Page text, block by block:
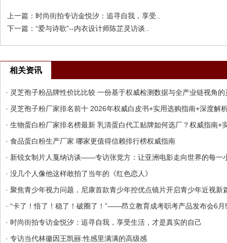
上一篇： 时尚街拍专访金悦汐：追寻自我，享受..
下一篇： “爱与诗歌”--内衣设计师陈芷灵访谈..
相关资讯
· 灵芝孢子粉品牌性价比比较 一份基于权威检测数据与全产业链视角
· 灵芝孢子粉厂家排名前十 2026年权威白皮书+实用选购指南+深度解
· 生物蛋白粉厂家排名榜最新 乳清蛋白代工贴牌如何选厂？权威指南+
· 食品蛋白粉生产厂家 哪家更值得信赖排行榜权威指南
· 新锐女制片人戛纳访谈——专访张觉方：让亚洲电影走向世界的每一
· 没几个人像他这样敢拍了当年的《红色恋人》
· 聚焦青少年视力问题，尼康首款青少年控优点镜片开启青少年近视新
· “卡了！悟了！稳了！破圈了！”——昂立教育成考职考产品发布会6
· 时尚街拍专访金悦汐：追寻自我，享受生活，才是真实的自己
· 专访当代林徽因王凯丽:性感里满满的高级感